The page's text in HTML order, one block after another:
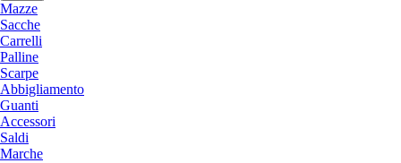
Mazze
Sacche
Carrelli
Palline
Scarpe
Abbigliamento
Guanti
Accessori
Saldi
Marche